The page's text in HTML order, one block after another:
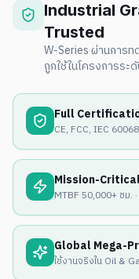
Industrial
Trusted
W-Series ผ่านการ
ถูกใช้ในโครงการระ
Full
CE, FCC, IEC
Mission-
MTBF 50,000+ ชม.
Global Mega-
ใช้งานจริงใน Oil &